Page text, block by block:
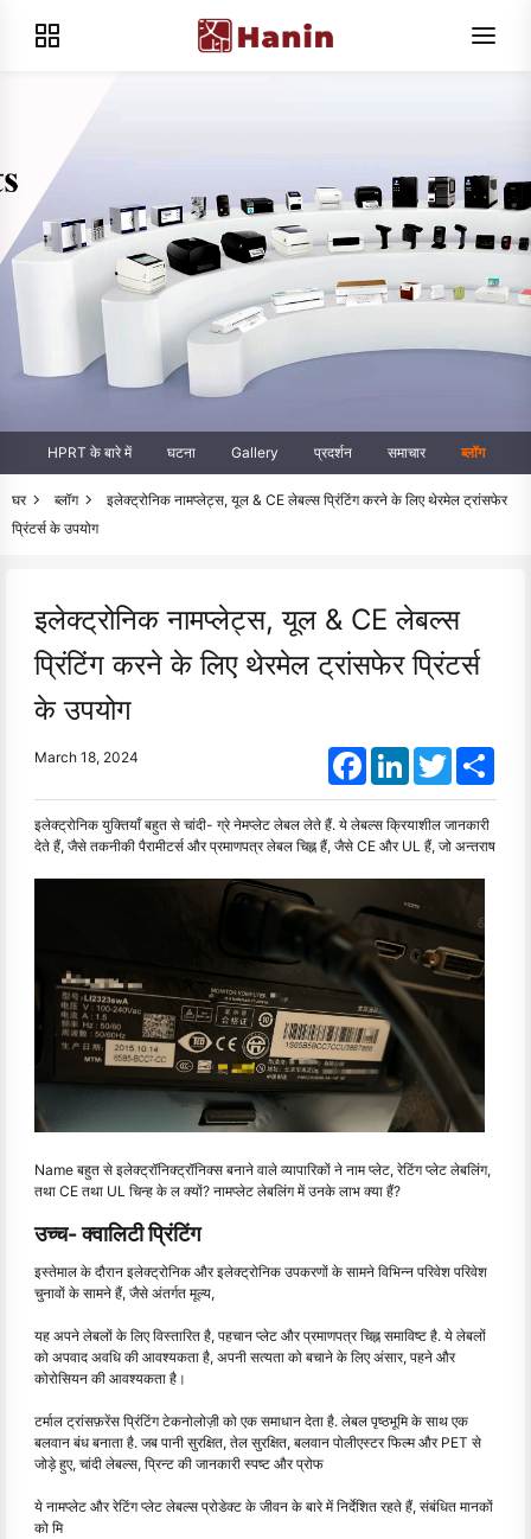
HPRT के बारे में घटना Gallery प्रदर्शन समाचार ब्लॉग
घर ब्लॉग
इलेक्ट्रोनिक नामप्लेट्स, यूल & CE लेबल्स प्रिंटिंग करने के लिए थेरमेल ट्रांसफेर
प्रिंटर्स के उपयोग
इलेक्ट्रोनिक नामप्लेट्स, यूल & CE लेबल्स
प्रिंटिंग करने के लिए थेरमेल ट्रांसफेर प्रिंटर्स
के उपयोग
March 18, 2024 FacebookLinkedInTwitter
इलेक्ट्रोनिक युक्तियाँ बहुत से चांदी- ग्रे नेमप्लेट लेबल लेते हैं. ये लेबल्स क्रियाशील जानकारी
देते हैं, जैसे तकनीकी पैरामीटर्स और प्रमाणपत्र लेबल चिह्न हैं, जैसे CE और UL हैं, जो अन्तराष
Name बहुत से इलेक्ट्रॉनिक्ट्रॉनिक्स बनाने वाले व्यापारिकों ने नाम प्लेट, रेटिंग प्लेट लेबलिंग,
तथा CE तथा UL चिन्ह के ल क्यों? नामप्लेट लेबलिंग में उनके लाभ क्या हैं?
उच्च- क्वालिटी प्रिंटिंग
इस्तेमाल के दौरान इलेक्ट्रोनिक और इलेक्ट्रोनिक उपकरणों के सामने विभिन्न परिवेश परिवेश
चुनावों के सामने हैं, जैसे अंतर्गत मूल्य,
यह अपने लेबलों के लिए विस्तारित है, पहचान प्लेट और प्रमाणपत्र चिह्न समाविष्ट है. ये लेबलों
को अपवाद अवधि की आवश्यकता है, अपनी सत्यता को बचाने के लिए अंसार, पहने और
कोरोसियन की आवश्यकता है।
टर्माल ट्रांसफ़रेंस प्रिंटिंग टेकनोलोज़ी को एक समाधान देता है. लेबल पृष्ठभूमि के साथ एक
बलवान बंध बनाता है. जब पानी सुरक्षित, तेल सुरक्षित, बलवान पोलीएस्टर फिल्म और PET से
जोड़े हुए, चांदी लेबल्स, प्रिन्ट की जानकारी स्पष्ट और प्रोफ
ये नामप्लेट और रेटिंग प्लेट लेबल्स प्रोडेक्ट के जीवन के बारे में निर्देशित रहते हैं, संबंधित मानकों
को मि